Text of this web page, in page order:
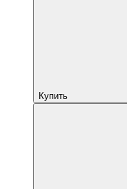
Купить